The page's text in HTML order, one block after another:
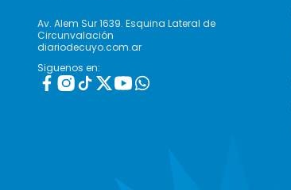
Av. Alem Sur 1639. Esquina Lateral de
Circunvalación
diariodecuyo.com.ar
Siguenos en: